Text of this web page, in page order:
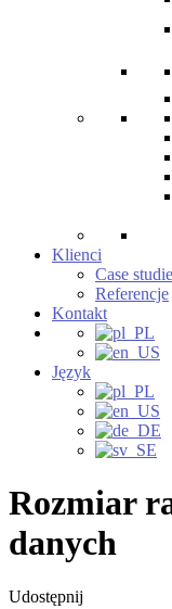
Klienci
Case
Referencje
Kontakt
Język
Rozmiar
danych
Udostępnij